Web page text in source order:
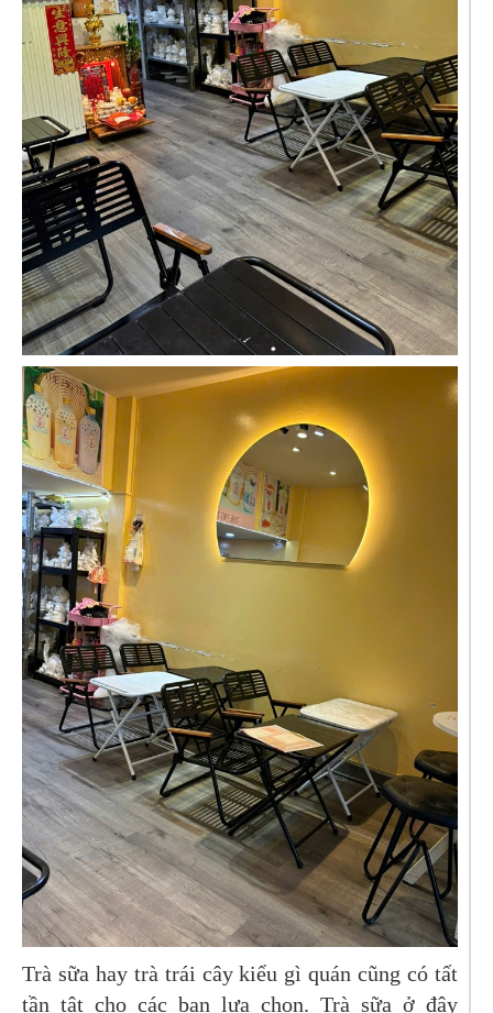
Trà sữa hay trà trái cây kiểu gì quán cũng có tất
tần tật cho các bạn lựa chọn. Trà sữa ở đây